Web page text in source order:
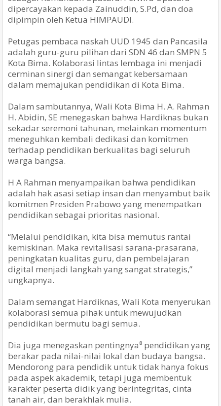
dipercayakan kepada Zainuddin, S.Pd, dan doa
dipimpin oleh Ketua HIMPAUDI.
Petugas pembaca naskah UUD 1945 dan Pancasila
adalah guru-guru pilihan dari SDN 46 dan SMPN 5
Kota Bima. Kolaborasi lintas lembaga ini menjadi
cerminan sinergi dan semangat kebersamaan
dalam memajukan pendidikan di Kota Bima.
Dalam sambutannya, Wali Kota Bima H. A. Rahman
H. Abidin, SE menegaskan bahwa Hardiknas bukan
sekadar seremoni tahunan, melainkan momentum
meneguhkan kembali dedikasi dan komitmen
terhadap pendidikan berkualitas bagi seluruh
warga bangsa.
H A Rahman menyampaikan bahwa pendidikan
adalah hak asasi setiap insan dan menyambut baik
komitmen Presiden Prabowo yang menempatkan
pendidikan sebagai prioritas nasional.
“Melalui pendidikan, kita bisa memutus rantai
kemiskinan. Maka revitalisasi sarana-prasarana,
peningkatan kualitas guru, dan pembelajaran
digital menjadi langkah yang sangat strategis,”
ungkapnya.
Dalam semangat Hardiknas, Wali Kota menyerukan
kolaborasi semua pihak untuk mewujudkan
pendidikan bermutu bagi semua.
Dia juga menegaskan pentingnya⁸ pendidikan yang
berakar pada nilai-nilai lokal dan budaya bangsa.
Mendorong para pendidik untuk tidak hanya fokus
pada aspek akademik, tetapi juga membentuk
karakter peserta didik yang berintegritas, cinta
tanah air, dan berakhlak mulia.